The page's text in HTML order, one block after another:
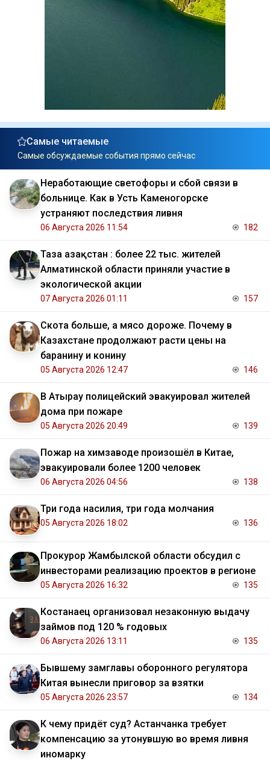
Самые читаемые
Самые обсуждаемые события прямо сейчас
Неработающие светофоры и сбой связи в
больнице. Как в Усть Каменогорске
устраняют последствия ливня
06 Августа 2026 11:54 182
Таза Қазақстан : более 22 тыс. жителей
Алматинской области приняли участие в
экологической акции
07 Августа 2026 01:11 157
Скота больше, а мясо дороже. Почему в
Казахстане продолжают расти цены на
баранину и конину
05 Августа 2026 12:47 146
В Атырау полицейский эвакуировал жителей
дома при пожаре
05 Августа 2026 20:49 139
Пожар на химзаводе произошёл в Китае,
эвакуировали более 1200 человек
06 Августа 2026 04:56 138
Три года насилия, три года молчания
05 Августа 2026 18:02 136
Прокурор Жамбылской области обсудил с
инвесторами реализацию проектов в регионе
05 Августа 2026 16:32 135
Костанаец организовал незаконную выдачу
займов под 120 % годовых
06 Августа 2026 13:11 135
Бывшему замглавы оборонного регулятора
Китая вынесли приговор за взятки
05 Августа 2026 23:57 134
К чему придёт суд? Астанчанка требует
компенсацию за утонувшую во время ливня
иномарку